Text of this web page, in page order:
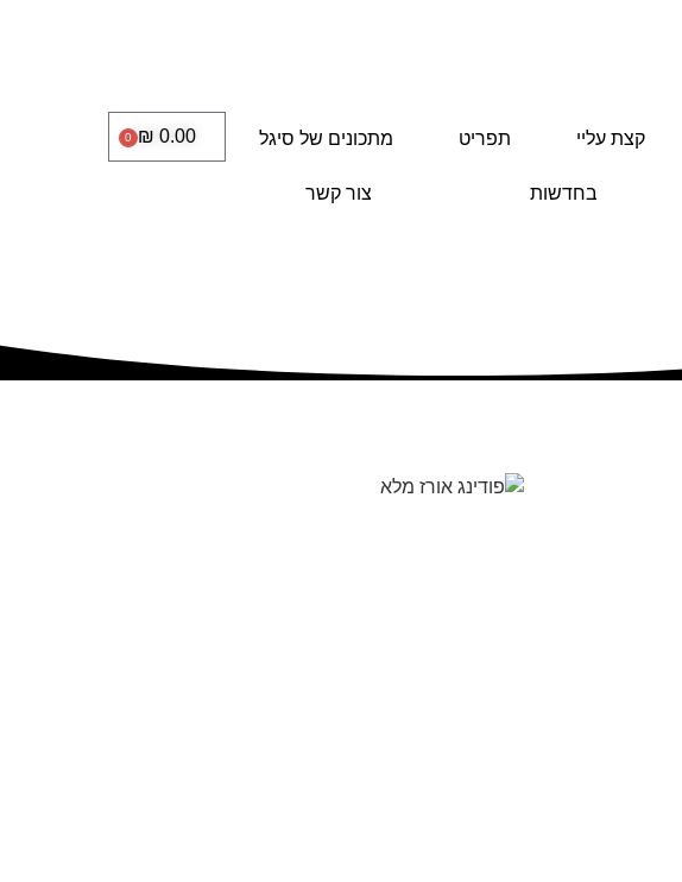
קצת עליי תפריט מתכונים של סיגל
בחדשות צור קשר
₪ 0.00
0